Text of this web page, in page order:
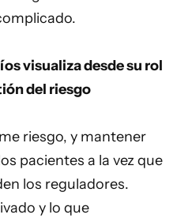
visualiza desde su rol
del riesgo
riesgo, y mantener
pacientes a la vez que
los reguladores.
y lo que